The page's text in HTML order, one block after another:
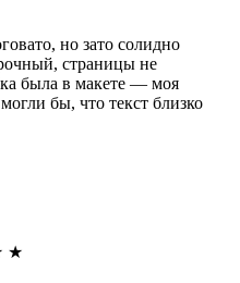
но зато солидно
страницы не
была в макете — моя
бы, что текст близко
★